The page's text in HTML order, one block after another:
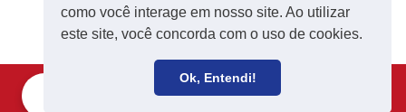
como você interage em nosso site. Ao utilizar
este site, você concorda com o uso de cookies.
Ok, Entendi!
Receba notícias